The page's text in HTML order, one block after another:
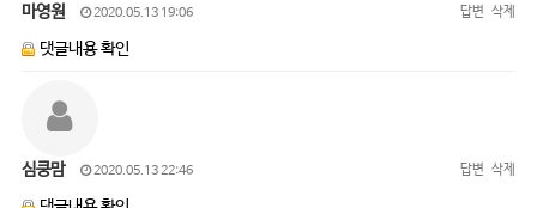
마영원 2020.05.13 19:06 답변 삭제
댓글내용 확인
심쿵맘 2020.05.13 22:46 답변 삭제